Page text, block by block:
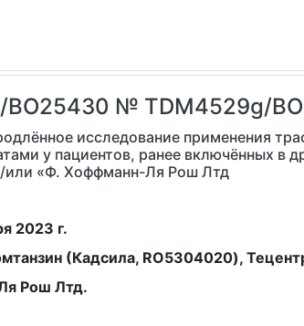
BO25430 № TDM4529g/
исследование применения
у пациентов, ранее включённых в
или «Ф. Хоффманн-Ля Рош Лтд
2023 г.
(Кадсила, RO5304020),
Рош Лтд.